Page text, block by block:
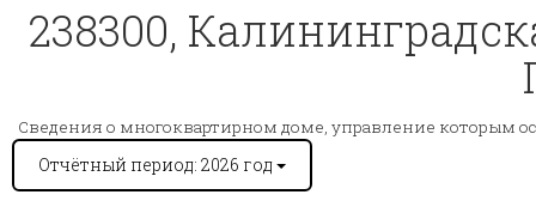
238300,
Сведения о многоквартирном доме, управление которым
Отчётный период: 2026 год